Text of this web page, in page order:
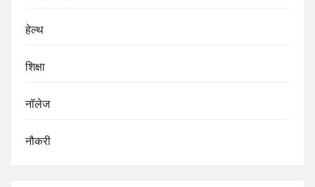
हेल्थ
शिक्षा
नॉलेज
नौकरी